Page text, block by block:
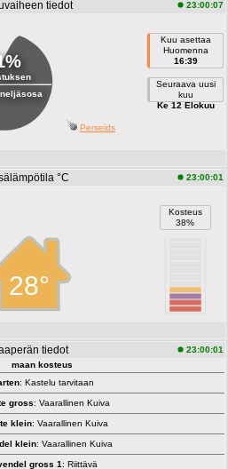
tiedot 23:00:07
Kuu asettaa
Huomenna
16:39
Seuraava uusi
kuu
Ke 12 Elokuu
Perseids
°C 23:00:01
28°
Kosteus
38%
tiedot
23:00:01
maan kosteus
: Kastelu tarvitaan
gross: Vaarallinen Kuiva
klein: Vaarallinen Kuiva
klein: Vaarallinen Kuiva
gross 1 : Riittävä